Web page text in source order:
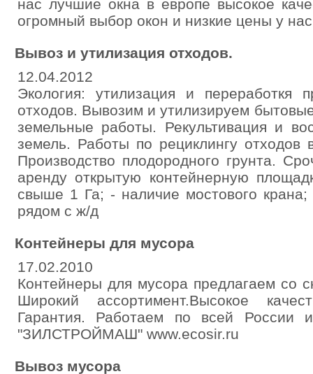
нас лучшие окна в европе высокое
огромный выбор окон и низкие цены у
Вывоз и утилизация отходов.
12.04.2012
Экология: утилизация и
отходов. Вывозим и утилизируем
земельные работы. Рекультивация и
земель. Работы по рециклингу отходов
Производство плодородного грунта.
аренду открытую контейнерную
свыше 1 Га; - наличие мостового
рядом с ж/д
Контейнеры для мусора
17.02.2010
Контейнеры для мусора предлагаем со
Широкий ассортимент.Высокое
Гарантия. Работаем по всей
"ЗИЛСТРОЙМАШ" www.ecosir.ru
Вывоз мусора